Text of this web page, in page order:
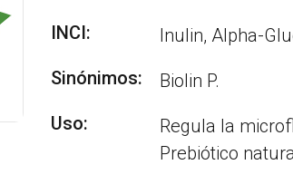
INCI:
Inulin, Alpha-
Sinónimos:
Biolin P.
Uso:
Regula la
Prebiótico